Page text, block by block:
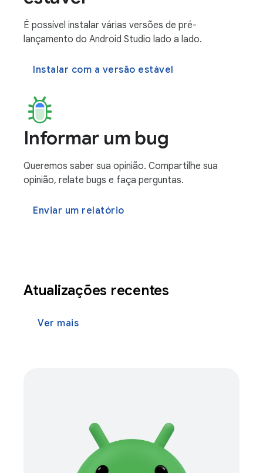
É possível instalar várias versões de pré-
lançamento do Android Studio lado a lado.
Instalar com a versão estável
Informar um bug
Queremos saber sua opinião. Compartilhe sua
opinião, relate bugs e faça perguntas.
Enviar um relatório
Atualizações recentes
Ver mais